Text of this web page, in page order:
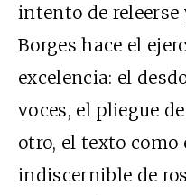
intento de releerse
Borges hace el
excelencia: el
voces, el pliegue
otro, el texto como
indiscernible de